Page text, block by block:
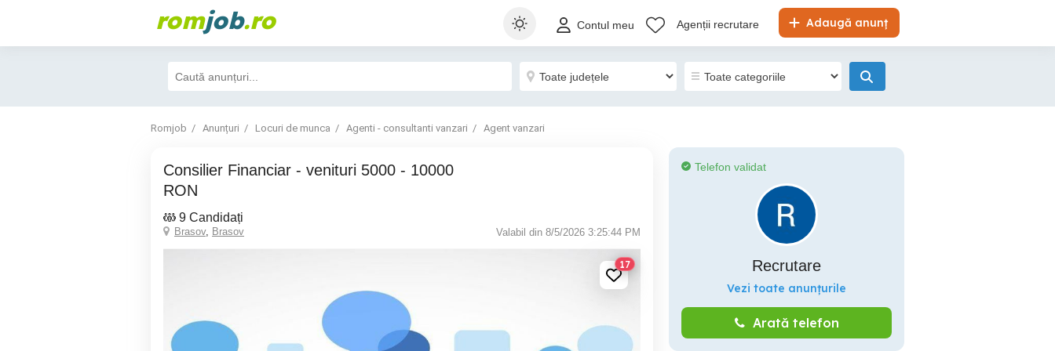
romjob.ro Adaugă anunț
Contul meu Agenții recrutare
Romjob Anunțuri Locuri de munca Agenti - consultanti vanzari Agent vanzari
Consilier Financiar - venituri 5000 - 10000
RON
9 Candidați
Brasov, Brasov Valabil din 8/5/2026 3:25:44 PM
17
Telefon validat
Recrutare
Vezi toate anunțurile
Arată telefon